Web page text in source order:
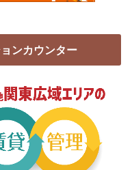
ンカウンター